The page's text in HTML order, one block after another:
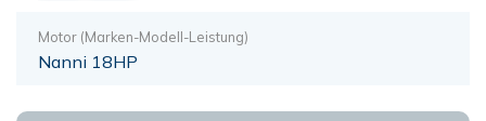
Motor (Marken-Modell-Leistung)
Nanni 18HP